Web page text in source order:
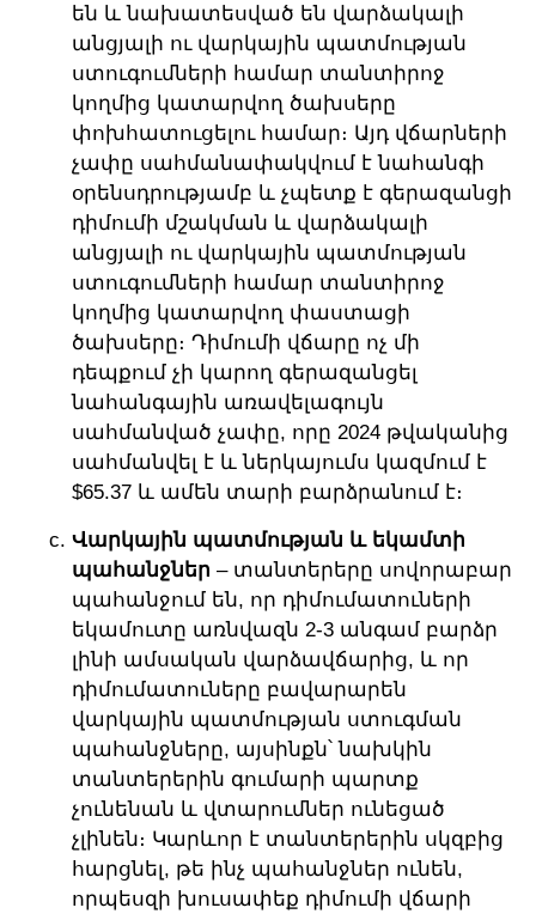
են և նախատեսված են վարձակալի
անցյալի ու վարկային պատմության
ստուգումների համար տանտիրոջ
կողմից կատարվող ծախսերը
փոխհատուցելու համար։ Այդ վճարների
չափը սահմանափակվում է նահանգի
օրենսդրությամբ և չպետք է գերազանցի
դիմումի մշակման և վարձակալի
անցյալի ու վարկային պատմության
ստուգումների համար տանտիրոջ
կողմից կատարվող փաստացի
ծախսերը։ Դիմումի վճարը ոչ մի
դեպքում չի կարող գերազանցել
նահանգային առավելագույն
սահմանված չափը, որը 2024 թվականից
սահմանվել է և ներկայումս կազմում է
$65.37 և ամեն տարի բարձրանում է։
Վարկային պատմության և եկամտի
պահանջներ – տանտերերը սովորաբար
պահանջում են, որ դիմումատուների
եկամուտը առնվազն 2-3 անգամ բարձր
լինի ամսական վարձավճարից, և որ
դիմումատուները բավարարեն
վարկային պատմության ստուգման
պահանջները, այսինքն՝ նախկին
տանտերերին գումարի պարտք
չունենան և վտարումներ ունեցած
չլինեն։ Կարևոր է տանտերերին սկզբից
հարցնել, թե ինչ պահանջներ ունեն,
որպեսզի խուսափեք դիմումի վճարի